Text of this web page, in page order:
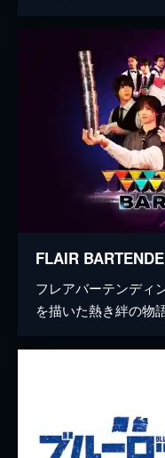
フレアバーテンディ
を描いた熱き絆の物